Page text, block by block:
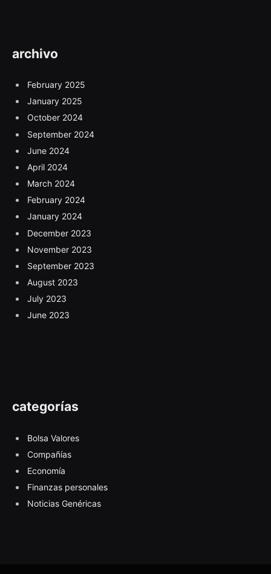
archivo
February 2025
January 2025
October 2024
September 2024
June 2024
April 2024
March 2024
February 2024
January 2024
December 2023
November 2023
September 2023
August 2023
July 2023
June 2023
categorías
Bolsa Valores
Compañías
Economía
Finanzas personales
Noticias Genéricas